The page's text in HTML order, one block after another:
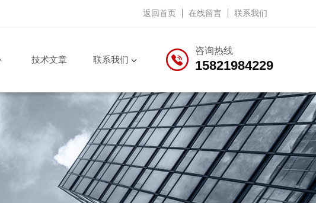
返回首页 在线留言 联系我们
咨询热线
15821984229
技术文章 联系我们